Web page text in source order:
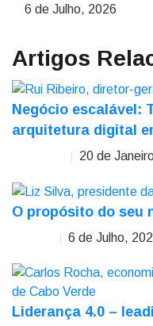
6 de Julho, 2026
Artigos
Negócio escalável:
arquitetura digital
20 de
O propósito do seu
6 de Julho,
Liderança 4.0 –